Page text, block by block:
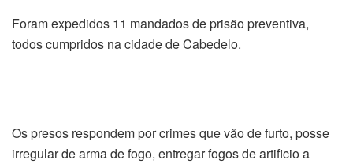
Foram expedidos 11 mandados de prisão preventiva,
todos cumpridos na cidade de Cabedelo.
Os presos respondem por crimes que vão de furto, posse
irregular de arma de fogo, entregar fogos de artificio a